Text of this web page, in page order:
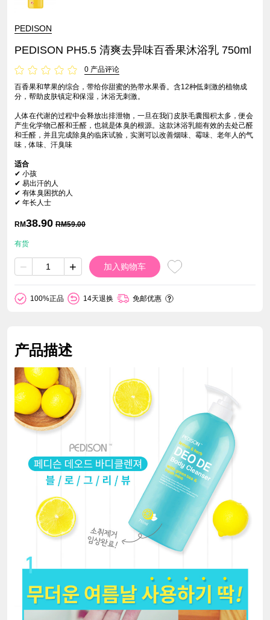
PEDISON
PEDISON PH5.5 清爽去异味百香果沐浴乳 750ml
0 产品评论
百香果和苹果的综合，带给你甜蜜的热带水果香。含12种低刺激的植物成
分，帮助皮肤镇定和保湿，沐浴无刺激。
人体在代谢的过程中会释放出排泄物，一旦在我们皮肤毛囊囤积太多，便会
产生化学物己醛和壬醛，也就是体臭的根源。这款沐浴乳能有效的去处己醛
和壬醛，并且完成除臭的临床试验，实测可以改善烟味、霉味、老年人的气
味，体味、汗臭味
适合
✔ 小孩
✔ 易出汗的人
✔ 有体臭困扰的人
✔ 年长人士
RM38.90 RM59.00
有货
− + 加入购物车
100%正品 14天退换 免邮优惠
产品描述